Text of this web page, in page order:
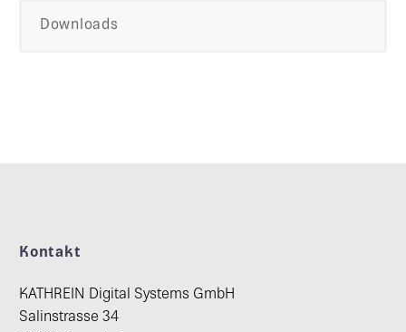
Downloads
Kontakt
KATHREIN Digital Systems GmbH
Salinstrasse 34